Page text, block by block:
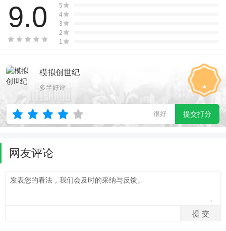
9.0
5
4
3
2
1
模拟创世纪
多半好评
很好 提交打分
网友评论